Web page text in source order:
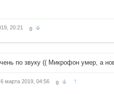
20:21 0
по звуку (( Микрофон умер, а
6 марта 2019, 04:56 0 ↑